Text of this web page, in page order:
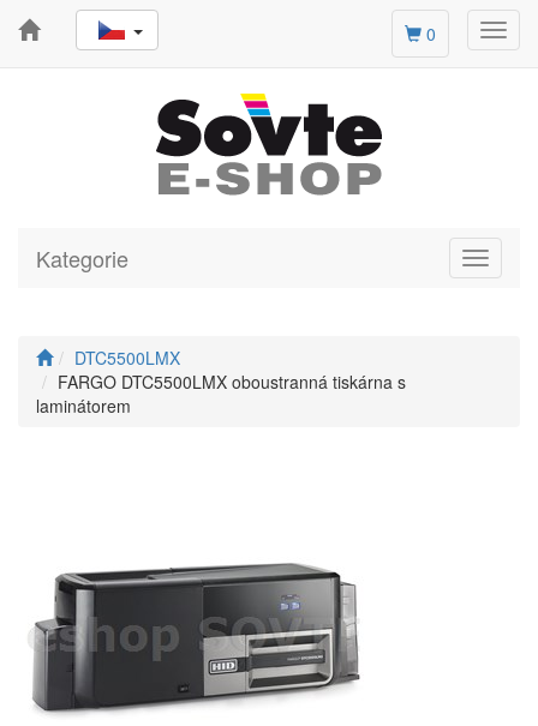
0
Toggle
Kategorie
DTC5500LMX
FARGO DTC5500LMX oboustranná tiskárna s
laminátorem